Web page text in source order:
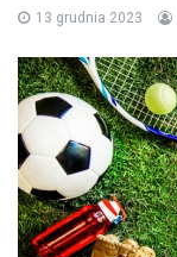
13 grudnia 2023